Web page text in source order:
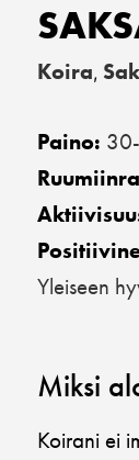
Koira,
Paino:
Yleiseen
Miksi
Koirani ei